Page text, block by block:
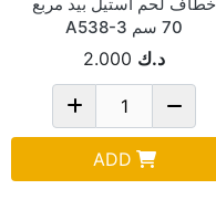
70 سم A538-3
د.ك 2.000
ADD